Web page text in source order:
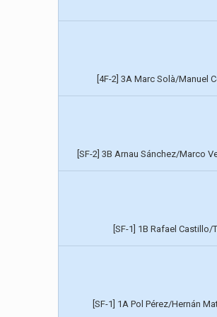
[4F-2] 3A Marc Solà/Manuel
[SF-2] 3B Arnau Sánchez/Marco
[SF-1] 1B Rafael
[SF-1] 1A Pol Pérez/Hernán